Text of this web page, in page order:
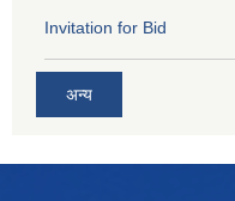
Invitation for Bid
अन्य